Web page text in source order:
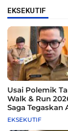
EKSEKUTIF
Usai Polemik
Walk & Run
Saga Tegaskan
Difasilitasi
EKSEKUTIF